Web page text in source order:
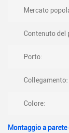
Mercato
Contenuto del
Porto:
Collegamento:
Colore:
Montaggio a